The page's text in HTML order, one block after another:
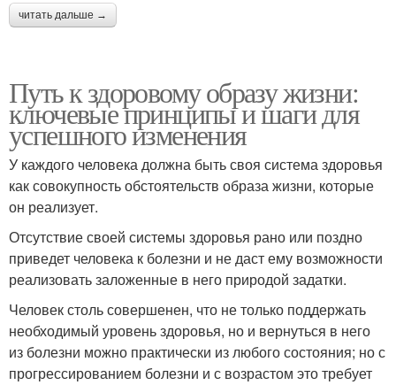
читать дальше →
Путь к здоровому образу жизни:
ключевые принципы и шаги для
успешного изменения
У каждого человека должна быть своя система здоровья
как совокупность обстоятельств образа жизни, которые
он реализует.
Отсутствие своей системы здоровья рано или поздно
приведет человека к болезни и не даст ему возможности
реализовать заложенные в него природой задатки.
Человек столь совершенен, что не только поддержать
необходимый уровень здоровья, но и вернуться в него
из болезни можно практически из любого состояния; но с
прогрессированием болезни и с возрастом это требует